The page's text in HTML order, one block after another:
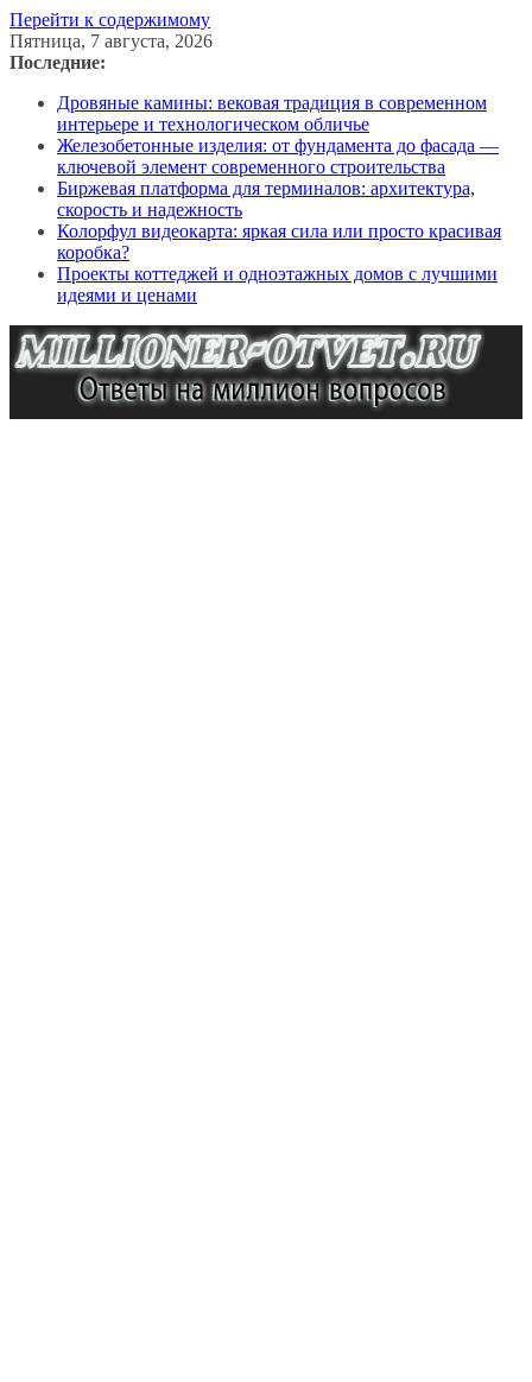
Перейти к содержимому
Пятница, 7 августа, 2026
Последние:
Дровяные камины: вековая традиция в современном
интерьере и технологическом обличье
Железобетонные изделия: от фундамента до фасада —
ключевой элемент современного строительства
Биржевая платформа для терминалов: архитектура,
скорость и надежность
Колорфул видеокарта: яркая сила или просто красивая
коробка?
Проекты коттеджей и одноэтажных домов с лучшими
идеями и ценами